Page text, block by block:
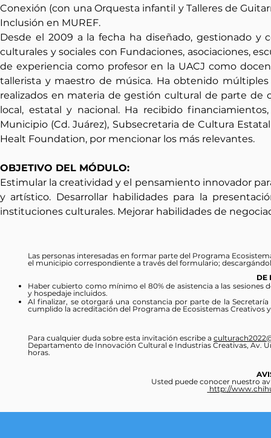
Conexión (con una Orquesta infantil y Talleres de
Inclusión en MUREF.
Desde el 2009 a la fecha ha diseñado, gestionado y
culturales y sociales con Fundaciones, asociaciones,
de experiencia como profesor en la UACJ como
tallerista y maestro de música. Ha obtenido
realizados en materia de gestión cultural de parte de
local, estatal y nacional. Ha recibido
Municipio (Cd. Juárez), Subsecretaria de Cultura
Healt Foundation, por mencionar los más relevantes.
OBJETIVO DEL MÓDULO:
Estimular la creatividad y el pensamiento innovador
y artístico. Desarrollar habilidades para la
instituciones culturales. Mejorar habilidades de
Las personas interesadas en formar parte del Programa
el municipio correspondiente a través del formulario;
DE
Haber cubierto como mínimo el 80% de asistencia a las
y hospedaje incluidos.
Al finalizar, se otorgará una constancia por parte de la
cumplido la acreditación del Programa de Ecosistemas Creativos
Para cualquier duda sobre esta invitación escribe a
Departamento de Innovación Cultural e Industrias Creativas, Av.
horas.
Usted puede conocer nuestro
http://